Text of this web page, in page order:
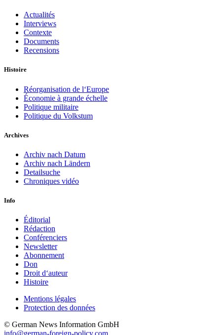
Actualités
Interviews
Contexte
Documents
Recensions
Histoire
Réorganisation de l‘Europe
Économie à grande échelle
Politique militaire
Politique du Volkstum
Archives
Archiv nach Datum
Archiv nach Ländern
Detailsuche
Chroniques vidéo
Info
Éditorial
Rédaction
Conférenciers
Newsletter
Abonnement
Don
Droit d‘auteur
Histoire
Mentions légales
Protection des données
© German News Information GmbH